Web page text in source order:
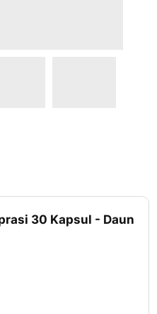
30 Kapsul - Daun